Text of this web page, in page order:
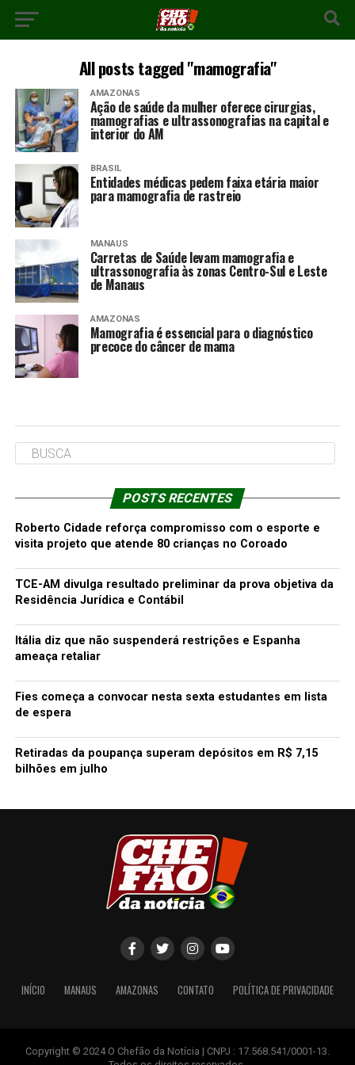
All posts tagged "mamografia"
AMAZONAS
Ação de saúde da mulher oferece cirurgias,
mamografias e ultrassonografias na capital e
interior do AM
BRASIL
Entidades médicas pedem faixa etária maior
para mamografia de rastreio
MANAUS
Carretas de Saúde levam mamografia e
ultrassonografia às zonas Centro-Sul e Leste
de Manaus
AMAZONAS
Mamografia é essencial para o diagnóstico
precoce do câncer de mama
POSTS RECENTES
Roberto Cidade reforça compromisso com o esporte e
visita projeto que atende 80 crianças no Coroado
TCE-AM divulga resultado preliminar da prova objetiva da
Residência Jurídica e Contábil
Itália diz que não suspenderá restrições e Espanha
ameaça retaliar
Fies começa a convocar nesta sexta estudantes em lista
de espera
Retiradas da poupança superam depósitos em R$ 7,15
bilhões em julho
INÍCIO MANAUS AMAZONAS CONTATO POLÍTICA DE PRIVACIDADE
Copyright © 2024 O Chefão da Notícia | CNPJ : 17.568.541/0001-13.